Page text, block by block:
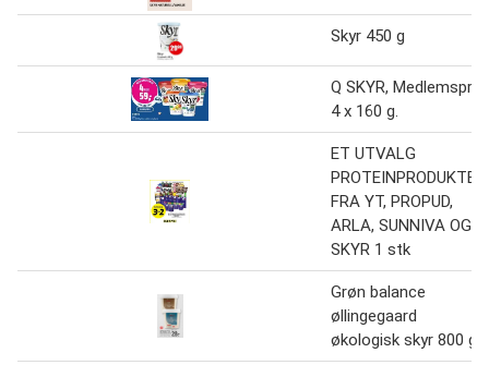
Skyr 450 g
Q SKYR, Medlemspris
4 x 160 g.
ET UTVALG
PROTEINPRODUKTER
FRA YT, PROPUD,
ARLA, SUNNIVA OG
SKYR 1 stk
Grøn balance
øllingegaard
økologisk skyr 800 g